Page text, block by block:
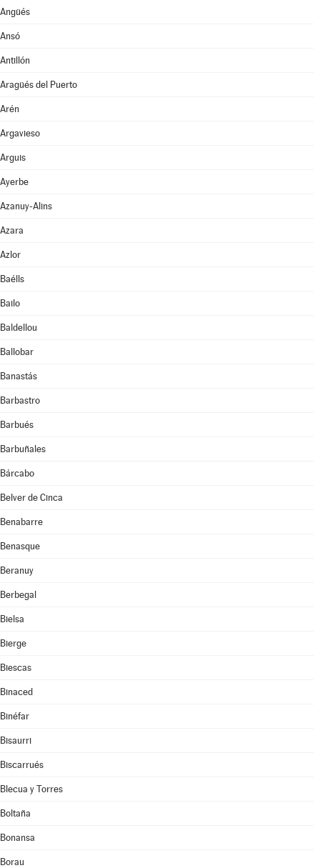
Angüés
Ansó
Antillón
Aragüés del Puerto
Arén
Argavieso
Arguis
Ayerbe
Azanuy-Alins
Azara
Azlor
Baélls
Bailo
Baldellou
Ballobar
Banastás
Barbastro
Barbués
Barbuñales
Bárcabo
Belver de Cinca
Benabarre
Benasque
Beranuy
Berbegal
Bielsa
Bierge
Biescas
Binaced
Binéfar
Bisaurri
Biscarrués
Blecua y Torres
Boltaña
Bonansa
Borau